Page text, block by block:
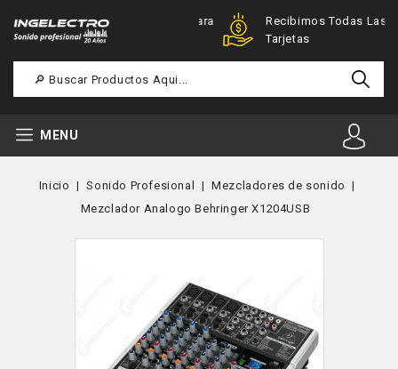
Ofertas Especiales Para
Registrados
Recibimos Todas Las
Tarjetas
MENU
Inicio Sonido Profesional
Mezcladores de sonido
Mezclador Analogo Behringer X1204USB